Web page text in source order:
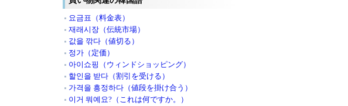
요금표（料金表）
재래시장（伝統市場）
값을 깎다（値切る）
정가（定価）
아이쇼핑（ウィンドショッピング）
할인을 받다（割引を受ける）
가격을 흥정하다（値段を掛け合う）
이거 뭐예요?（これは何ですか。）